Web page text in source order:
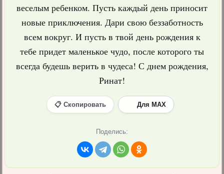
веселым ребенком. Пусть каждый день приносит
новые приключения. Дари свою беззаботность
всем вокруг. И пусть в твой день рождения к
тебе придет маленькое чудо, после которого ты
всегда будешь верить в чудеса! С днем рождения,
Ринат!
📋 Скопировать Для MAX
Поделись: